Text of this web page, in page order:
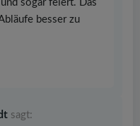
sogar feiert. Das
besser zu
sagt: